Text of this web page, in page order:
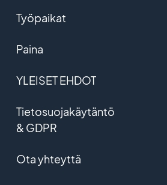
Työpaikat
Paina
YLEISET EHDOT
Tietosuojakäytäntö
& GDPR
Ota yhteyttä